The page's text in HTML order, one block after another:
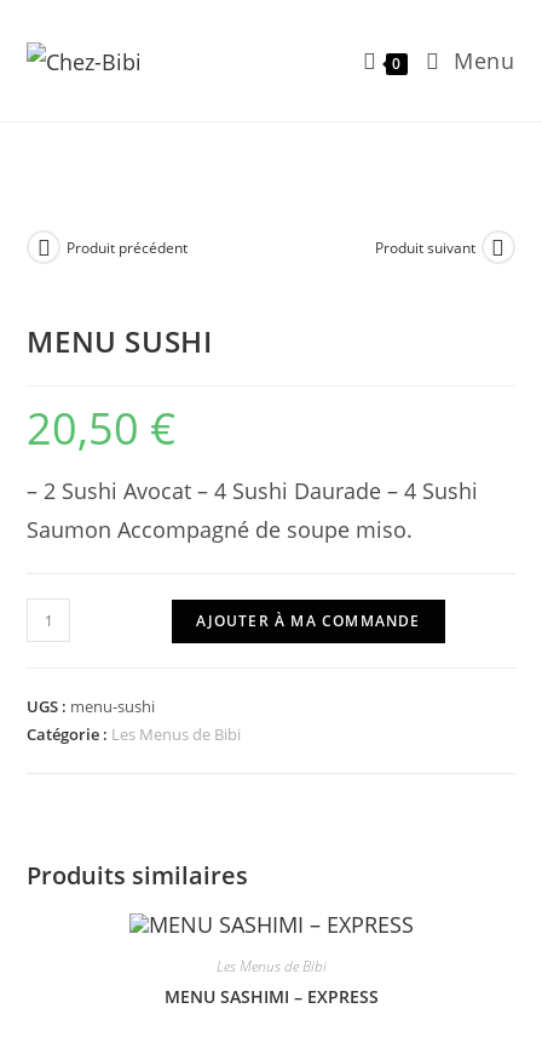
content
0 Menu
Produit précédent Produit suivant
MENU SUSHI
20,50 €
– 2 Sushi Avocat – 4 Sushi Daurade – 4 Sushi
Saumon Accompagné de soupe miso.
quantité
de
SUSHI
AJOUTER À MA COMMANDE
UGS : menu-sushi
Catégorie : Les Menus de Bibi
Produits similaires
Les Menus de Bibi
MENU SASHIMI – EXPRESS